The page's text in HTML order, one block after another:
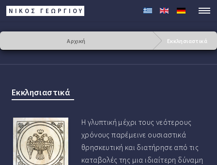
ΝΙΚΟΣ ΓΕΩΡΓΊΟΥ
Αρχική Εκκλησιαστικά
Εκκλησιαστικά
Η γλυπτική μέχρι τους νεότερους
χρόνους παρέμεινε ουσιαστικά
θρησκευτική και διατήρησε από τις
καταβολές της μια ιδιαίτερη δύναμη